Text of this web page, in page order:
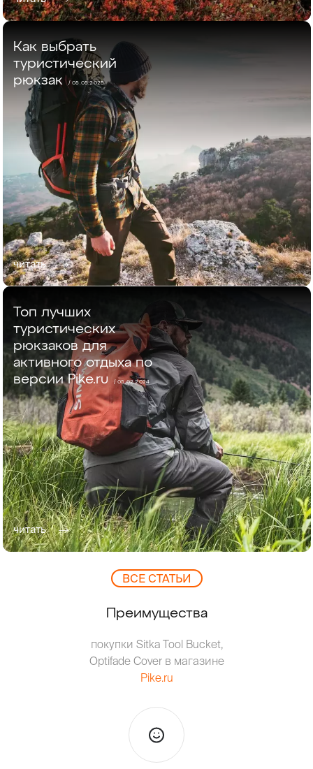
Как выбрать
туристический
рюкзак / 05.05.2025
читать
Топ лучших
туристических
рюкзаков для
активного отдыха по
версии Pike.ru / 05.02.2024
читать
ВCЕ СТАТЬИ
Преимущества
покупки Sitka Tool Bucket,
Optifade Cover в магазине
Pike.ru